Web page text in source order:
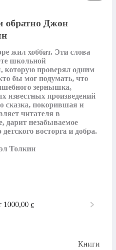
обратно Джон
жил хоббит. Эти слова
школьной
которую проверял одним
бы мог подумать, что
зернышка,
известных произведений
сказка, покорившая и
читателя в
дарит незабываемое
восторга и добра.
Толкин
1000,00 c
Книги